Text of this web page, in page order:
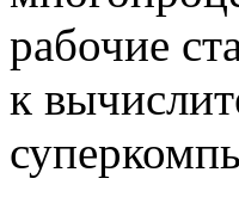
рабочие
к